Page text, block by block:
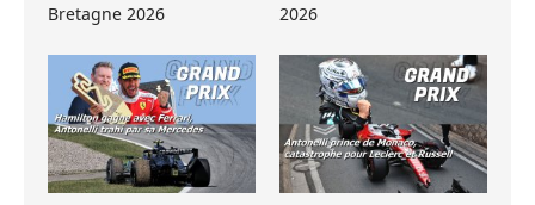
Bretagne 2026
2026